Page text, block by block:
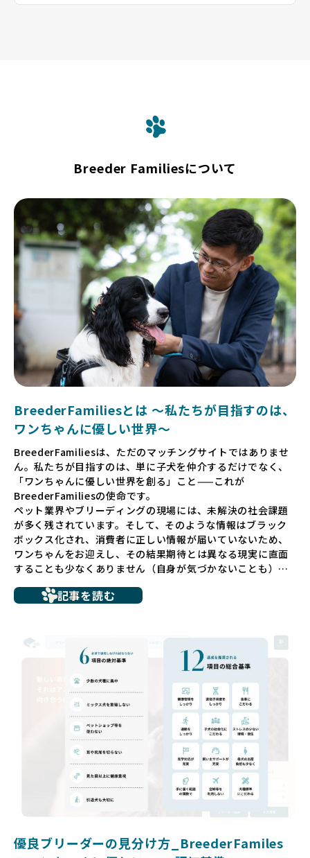
Breeder Familiesについて
BreederFamiliesとは 〜私たちが目指すのは、
ワンちゃんに優しい世界〜
BreederFamiliesは、ただのマッチングサイトではありませ
ん。私たちが目指すのは、単に子犬を仲介するだけでなく、
「ワンちゃんに優しい世界を創る」こと——これが
BreederFamiliesの使命です。
ペット業界やブリーディングの現場には、未解決の社会課題
が多く残されています。そして、そのような情報はブラック
ボックス化され、消費者に正しい情報が届いていないため、
ワンちゃんをお迎えし、その結果期待とは異なる現実に直面
することも少なくありません（自身が気づかないことも）。
ち、健康面や社会性に問題を抱えていたり、またブリーダー
いるというケースもあります。こうした問題は、消費者にと
っても大きな負担であり、ワンちゃん自身にとっても非常に
だからこそ、私たちは正しい情報と安心して選べる場所を提
供すべきだと考えています。BreederFamiliesでは、ワンち
ゃんを家族のように愛する「優良ブリーダー」のみを独自の
厳しい基準で厳選し、その評価基準や評価結果をオープンに
しています。これにより、消費者の皆様が安心して子犬やブ
リーダーを選べる環境を整えています。
そして、消費者の皆様が正しい情報をもとに優良ブリーダー
を求めることで、ワンちゃんを家族のように愛する優良ブリ
ーダーが増え、営利優先の「悪徳ブリーダー」が自然と淘汰
される社会を目指しています。目の前の子犬だけでなく、親
ゃんに優しい世界を築いていきたいと考えています。
記事を読む
優良ブリーダーの見分け方_BreederFamiles